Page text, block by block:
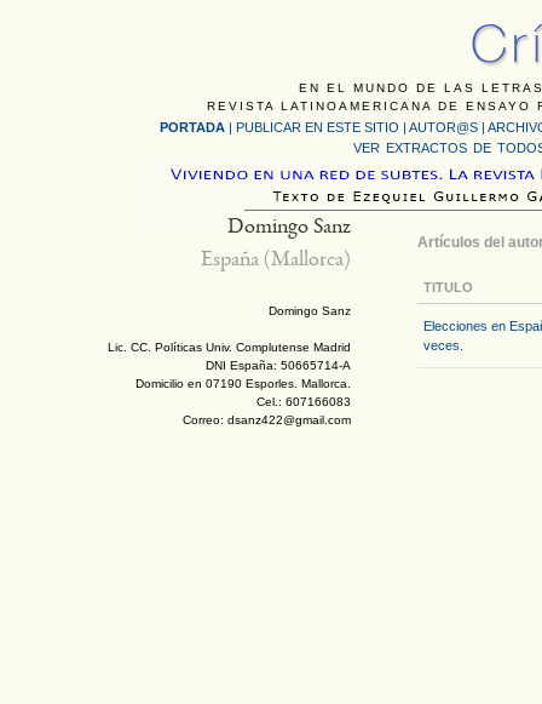
EN EL MUNDO DE LAS
REVISTA LATINOAMERICANA DE
PORTADA | PUBLICAR EN ESTE SITIO | AUTOR@S |
VER EXTRACTOS DE
Domingo Sanz
España (Mallorca)
Domingo Sanz
Lic. CC. Políticas Univ. Complutense Madrid
DNI España: 50665714-A
Domicilio en 07190 Esporles. Mallorca.
Cel.: 607166083
Correo: dsanz422@gmail.com
Artículos del
TITULO
Elecciones en
veces.